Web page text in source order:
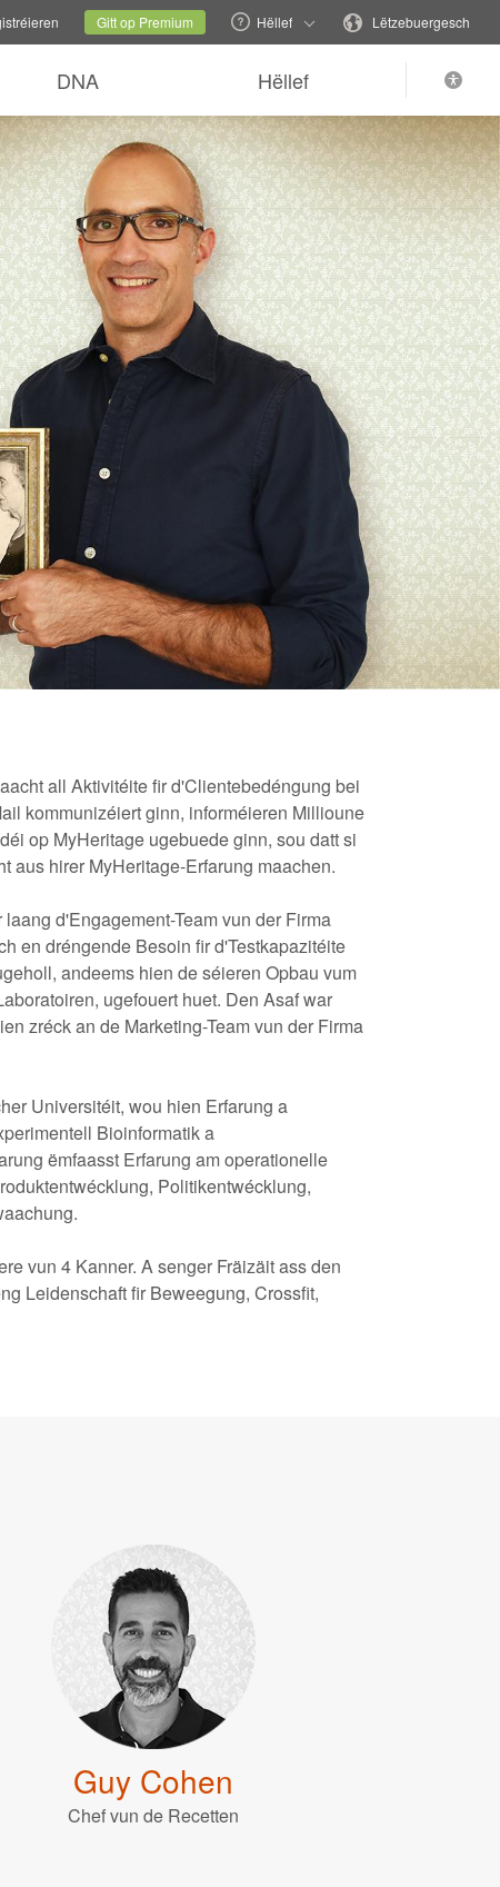
Aktuell SäitSprooch änneren
Gitt op Premium Hëllef Lëtzebuergesch
DNA Hëllef
all Aktivitéite fir d'Clientebedéngung bei
kommunizéiert ginn, informéieren Millioune
op MyHeritage ugebuede ginn, sou datt si
aus hirer MyHeritage-Erfarung maachen.
d'Engagement-Team vun der Firma
en dréngende Besoin fir d'Testkapazitéite
andeems hien de séieren Opbau vum
ugefouert huet. Den Asaf war
zréck an de Marketing-Team vun der Firma
Universitéit, wou hien Erfarung a
Bioinformatik a
ëmfaasst Erfarung am operationelle
Politikentwécklung,
vun 4 Kanner. A senger Fräizäit ass den
Leidenschaft fir Beweegung, Crossfit,
Guy Cohen
Chef vun de Recetten